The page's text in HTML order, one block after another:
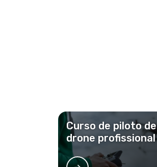
Curso de piloto de
drone profissional